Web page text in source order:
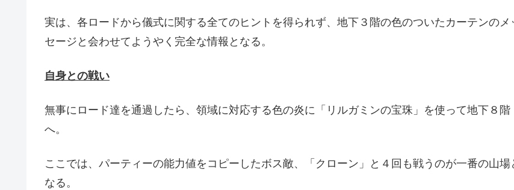
実は、各ロードから儀式に関する全てのヒントを得られず、地下３階の色のついたカーテンのメ
セージと会わせてようやく完全な情報となる。
自身との戦い
無事にロード達を通過したら、領域に対応する色の炎に「リルガミンの宝珠」を使って地下８階
へ。
ここでは、パーティーの能力値をコピーしたボス敵、「クローン」と４回も戦うのが一番の山場
なる。